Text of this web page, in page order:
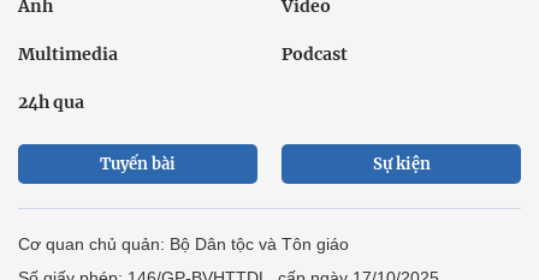
Ảnh Video
Multimedia Podcast
24h qua
Tuyến bài Sự kiện
Cơ quan chủ quản: Bộ Dân tộc và Tôn giáo